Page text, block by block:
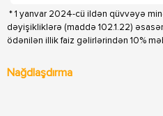
* 1 yanvar 2024-cü ildən qüvvəyə
dəyişikliklərə (maddə 102.1.22)
ödənilən illik faiz gəlirlərindən 10%
Nağdlaşdırma